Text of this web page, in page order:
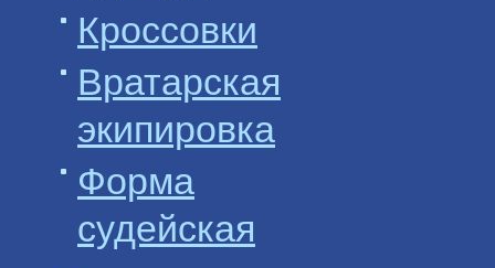
Кроссовки
Вратарская
экипировка
Форма
судейская